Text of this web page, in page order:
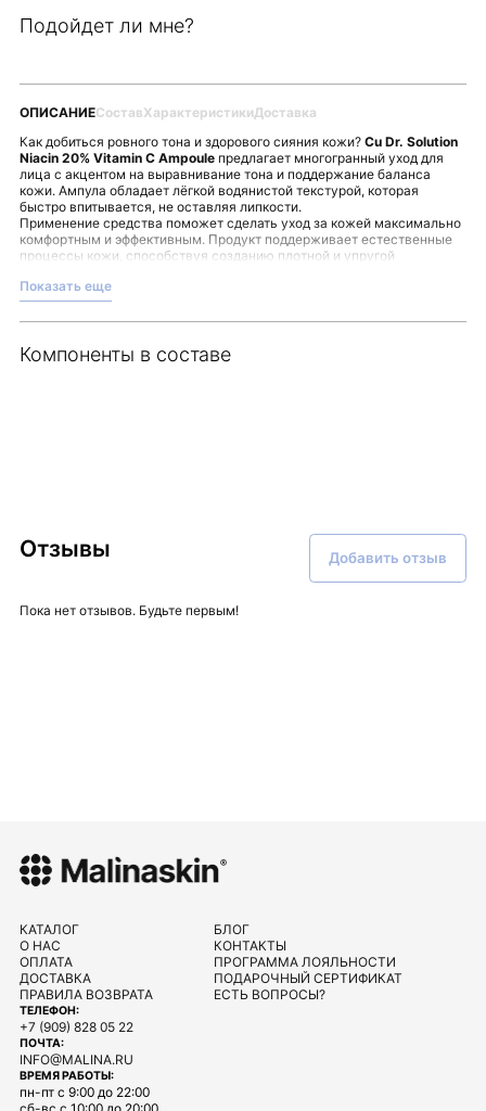
Подойдет ли мне?
ОПИСАНИЕСоставХарактеристикиДоставка
Как добиться ровного тона и здорового сияния кожи? Cu Dr. Solution
Niacin 20% Vitamin C Ampouleпредлагает многогранный уход для
лица с акцентом на выравнивание тона и поддержание баланса
кожи. Ампула обладает лёгкой водянистой текстурой, которая
быстро впитывается, не оставляя липкости.
Применение средства поможет сделать уход за кожей максимально
комфортным и эффективным. Продукт поддерживает естественные
процессы кожи, способствуя созданию плотной и упругой
Рекомендуется наносить ампулу на тонизированную кожу, завершая
уход увлажняющим кремом. Такой этап ухода помогает подготовить
кожу и усилить действие последующих средств.
многофункциональное действие для равномерного тона;
Показать еще
Компоненты в составе
Отзывы Добавить отзыв
Пока нет отзывов. Будьте первым!
ТЕЛЕФОН:
+7 (909) 828 05 22
ПОЧТА:
INFO@MALINA.RU
ВРЕМЯ РАБОТЫ:
пн-пт с 9:00 до 22:00
КАТАЛОГ
О НАС
ОПЛАТА
ДОСТАВКА
ПРАВИЛА ВОЗВРАТА
БЛОГ
КОНТАКТЫ
ПРОГРАММА ЛОЯЛЬНОСТИ
ПОДАРОЧНЫЙ СЕРТИФИКАТ
ЕСТЬ ВОПРОСЫ?